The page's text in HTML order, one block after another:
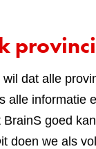
wil dat alle
alle informatie
BrainS goed
doen we als